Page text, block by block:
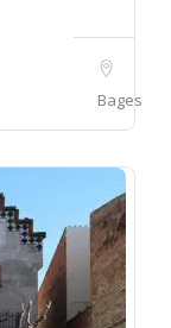
Bages